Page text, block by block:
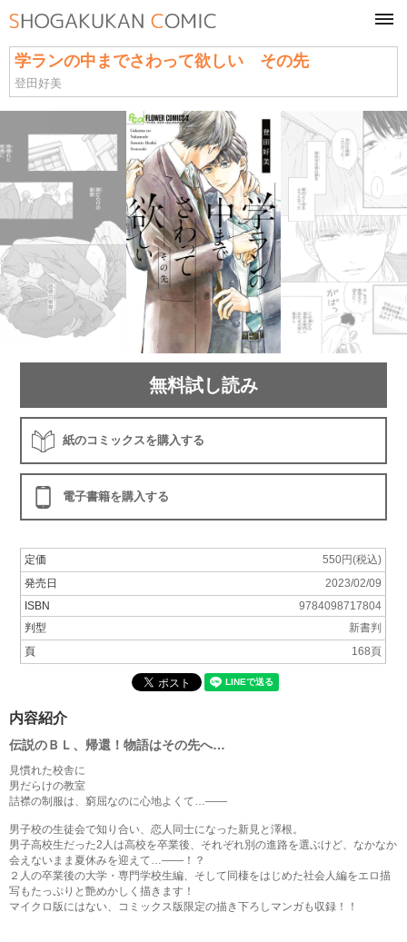
学ランの中までさわって欲しい その先
登田好美
無料試し読み
紙のコミックスを購入する
電子書籍を購入する
定価
550円(税込)
発売日
2023/02/09
ISBN
9784098717804
判型
新書判
頁
168頁
内容紹介
伝説のＢＬ、帰還！物語はその先へ…
見慣れた校舎に
男だらけの教室
詰襟の制服は、窮屈なのに心地よくて…――
男子校の生徒会で知り合い、恋人同士になった新見と澤根。
男子高校生だった2人は高校を卒業後、それぞれ別の進路を選ぶけど、なかなか
会えないまま夏休みを迎えて…――！？
２人の卒業後の大学・専門学校生編、そして同棲をはじめた社会人編をエロ描
写もたっぷりと艶めかしく描きます！
マイクロ版にはない、コミックス版限定の描き下ろしマンガも収録！！